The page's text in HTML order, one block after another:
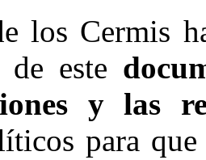
los Cermis
de este
y las
para